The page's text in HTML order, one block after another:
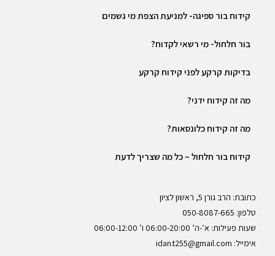
קידוח בור ספיגה- למניעת הצפת מי גשמים
בור חלחול- מי רשאי לקדוח?
בדיקות קרקע לפני קידוח קרקע
מה זה קידוח ידני?
מה זה קידוח כלונסאות?
קידוח בור חלחול – כל מה שצריך לדעת
כתובת: הרב גורן 5, ראשון לציון
טלפון: 050-8087-665
שעות פעילות: א’-ה’ 06:00-20:00 ו’ 06:00-12:00
אימייל: idan.t255@gmail.com